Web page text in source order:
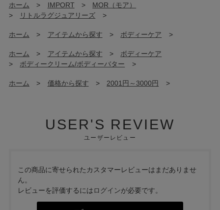
ホーム > IMPORT >
MOR（モア）
>
リトルラグジュアリーズ >
ホーム > アイテムから探す > ボディーケア >
ホーム > アイテムから探す >
ボディーケア
>
ボディークリーム/ボディーバター >
ホーム > 価格から探す > 2001円～3000円 >
USER'S REVIEW
ユーザーレビュー
この商品に寄せられたカスタマーレビューはまだありませ
ん。
レビューを評価するにはログインが必要です。